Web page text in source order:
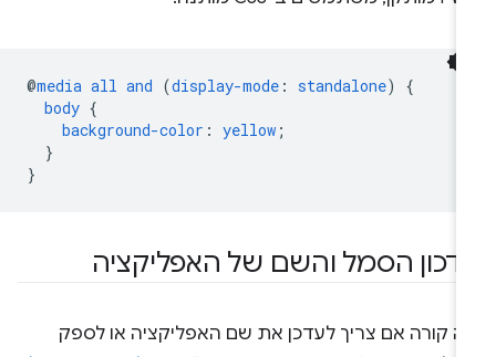
@media all and (display-mode: standalone
body
background-color: yellow
הסמל והשם של האפליקציה
קורה אם צריך לעדכן את שם האפליקציה או לספק